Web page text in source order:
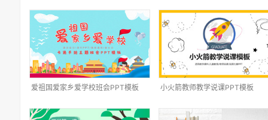
爱祖国爱家乡爱学校班会PPT模板 小火箭教师教学说课PPT模板